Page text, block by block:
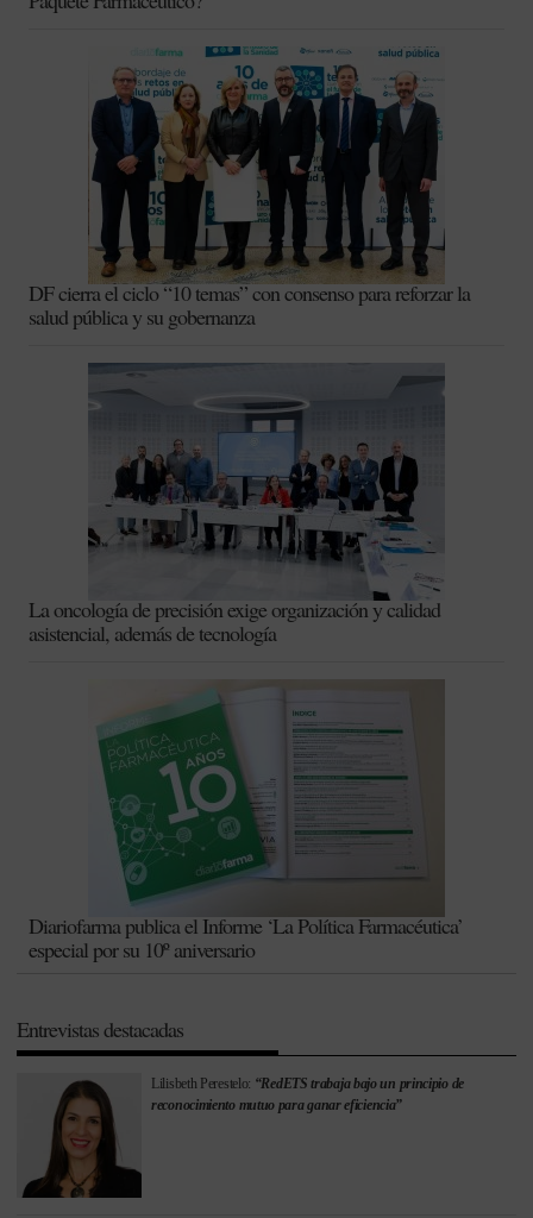
DF cierra el ciclo “10 temas” con consenso para reforzar la
salud pública y su gobernanza
La oncología de precisión exige organización y calidad
asistencial, además de tecnología
Diariofarma publica el Informe ‘La Política Farmacéutica’
especial por su 10º aniversario
Entrevistas destacadas
Lilisbeth Perestelo: “RedETS trabaja bajo un principio de
reconocimiento mutuo para ganar eficiencia”